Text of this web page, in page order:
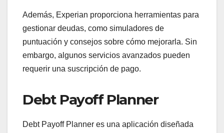
Además, Experian proporciona herramientas para
gestionar deudas, como simuladores de
puntuación y consejos sobre cómo mejorarla. Sin
embargo, algunos servicios avanzados pueden
requerir una suscripción de pago.
Debt Payoff Planner
Debt Payoff Planner es una aplicación diseñada